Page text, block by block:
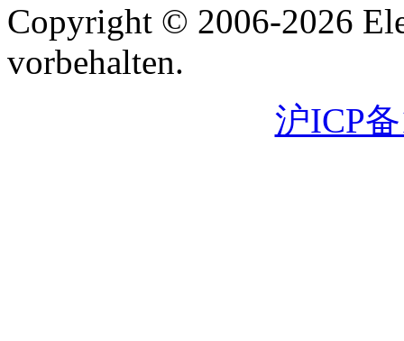
Copyright © 2006-2026
vorbehalten.
沪ICP